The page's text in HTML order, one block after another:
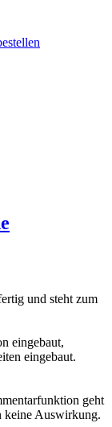
und steht zum
eingebaut,
eingebaut.
geht
keine Auswirkung.